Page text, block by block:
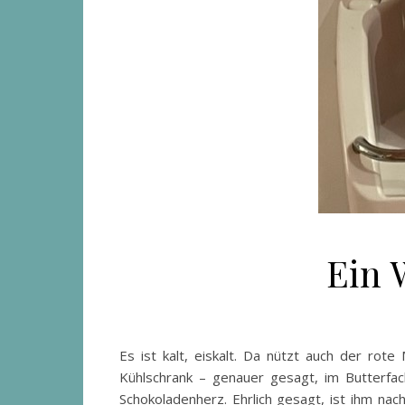
Ein
Es ist kalt, eiskalt. Da nützt auch der rote
Kühlschrank – genauer gesagt, im
Schokoladenherz. Ehrlich gesagt, ist ihm